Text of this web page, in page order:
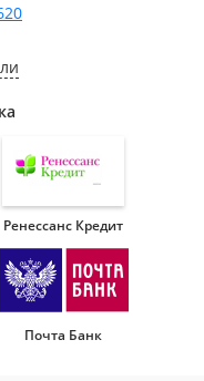
Ренессанс Кредит
Почта Банк